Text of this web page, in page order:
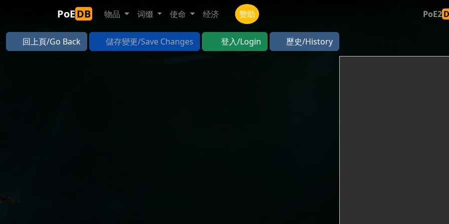
PoEDB 物品 词缀 使命 经济 赞助 PoE2
回上頁/Go Back 儲存變更/Save Changes 登入/Login 歷史/History